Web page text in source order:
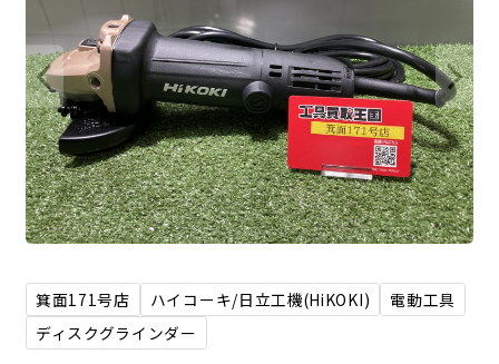
箕面171号店 ハイコーキ/日立工機(HiKOKI)
電動工具
ディスクグラインダー